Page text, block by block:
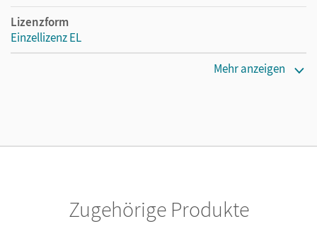
Lizenzform
Einzellizenz EL
Mehr anzeigen
Zugehörige Produkte